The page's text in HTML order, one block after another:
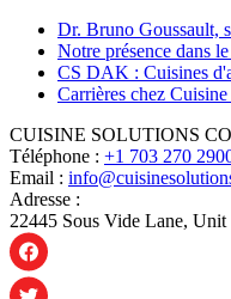
Dr. Bruno Goussault,
Notre présence dans
CS DAK : Cuisines
Carrières chez
CUISINE SOLUTIONS
Téléphone : +1 703 270
Email :
Adresse :
22445 Sous Vide Lane,